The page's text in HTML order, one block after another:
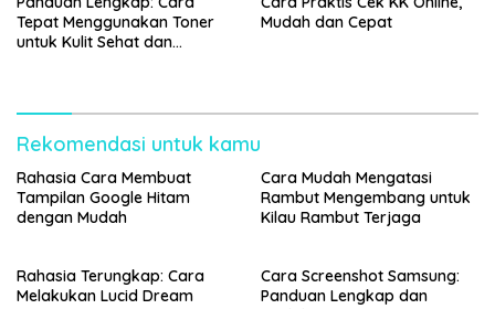
Tepat Menggunakan Toner
untuk Kulit Sehat dan
Mudah dan Cepat
Rekomendasi untuk kamu
Rahasia Cara Membuat
Tampilan Google Hitam
dengan Mudah
Cara Mudah Mengatasi
Rambut Mengembang untuk
Kilau Rambut Terjaga
Rahasia Terungkap: Cara
Melakukan Lucid Dream
Cara Screenshot Samsung:
Panduan Lengkap dan